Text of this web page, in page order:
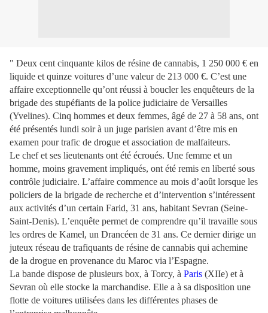
" Deux cent cinquante kilos de résine de cannabis, 1 250 000 € en
liquide et quinze voitures d’une valeur de 213 000 €. C’est une
affaire exceptionnelle qu’ont réussi à boucler les enquêteurs de la
brigade des stupéfiants de la police judiciaire de Versailles
(Yvelines). Cinq hommes et deux femmes, âgé de 27 à 58 ans, ont
été présentés lundi soir à un juge parisien avant d’être mis en
examen pour trafic de drogue et association de malfaiteurs.
Le chef et ses lieutenants ont été écroués. Une femme et un
homme, moins gravement impliqués, ont été remis en liberté sous
contrôle judiciaire. L’affaire commence au mois d’août lorsque les
policiers de la brigade de recherche et d’intervention s’intéressent
aux activités d’un certain Farid, 31 ans, habitant Sevran (Seine-
Saint-Denis). L’enquête permet de comprendre qu’il travaille sous
les ordres de Kamel, un Drancéen de 31 ans. Ce dernier dirige un
juteux réseau de trafiquants de résine de cannabis qui achemine
de la drogue en provenance du Maroc via l’Espagne.
La bande dispose de plusieurs box, à Torcy, à Paris (XIIe) et à
Sevran où elle stocke la marchandise. Elle a à sa disposition une
flotte de voitures utilisées dans les différentes phases de